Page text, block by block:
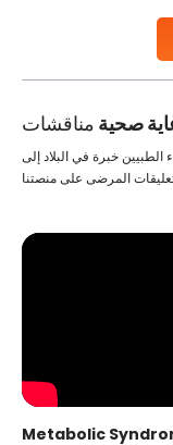
collected, they
صحية مناقشات
الطبيين خبرة في البلاد إلى
Metabolic